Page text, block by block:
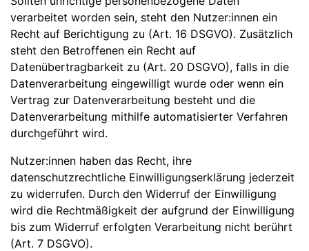
verarbeitet worden sein, steht den Nutzer:innen ein
Recht auf Berichtigung zu (Art. 16 DSGVO). Zusätzlich
steht den Betroffenen ein Recht auf
Datenübertragbarkeit zu (Art. 20 DSGVO), falls in die
Datenverarbeitung eingewilligt wurde oder wenn ein
Vertrag zur Datenverarbeitung besteht und die
Datenverarbeitung mithilfe automatisierter Verfahren
durchgeführt wird.
Nutzer:innen haben das Recht, ihre
datenschutzrechtliche Einwilligungserklärung jederzeit
zu widerrufen. Durch den Widerruf der Einwilligung
wird die Rechtmäßigkeit der aufgrund der Einwilligung
bis zum Widerruf erfolgten Verarbeitung nicht berührt
(Art. 7 DSGVO).